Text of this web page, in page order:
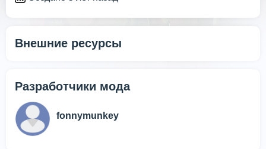
Внешние ресурсы
Разработчики мода
fonnymunkey